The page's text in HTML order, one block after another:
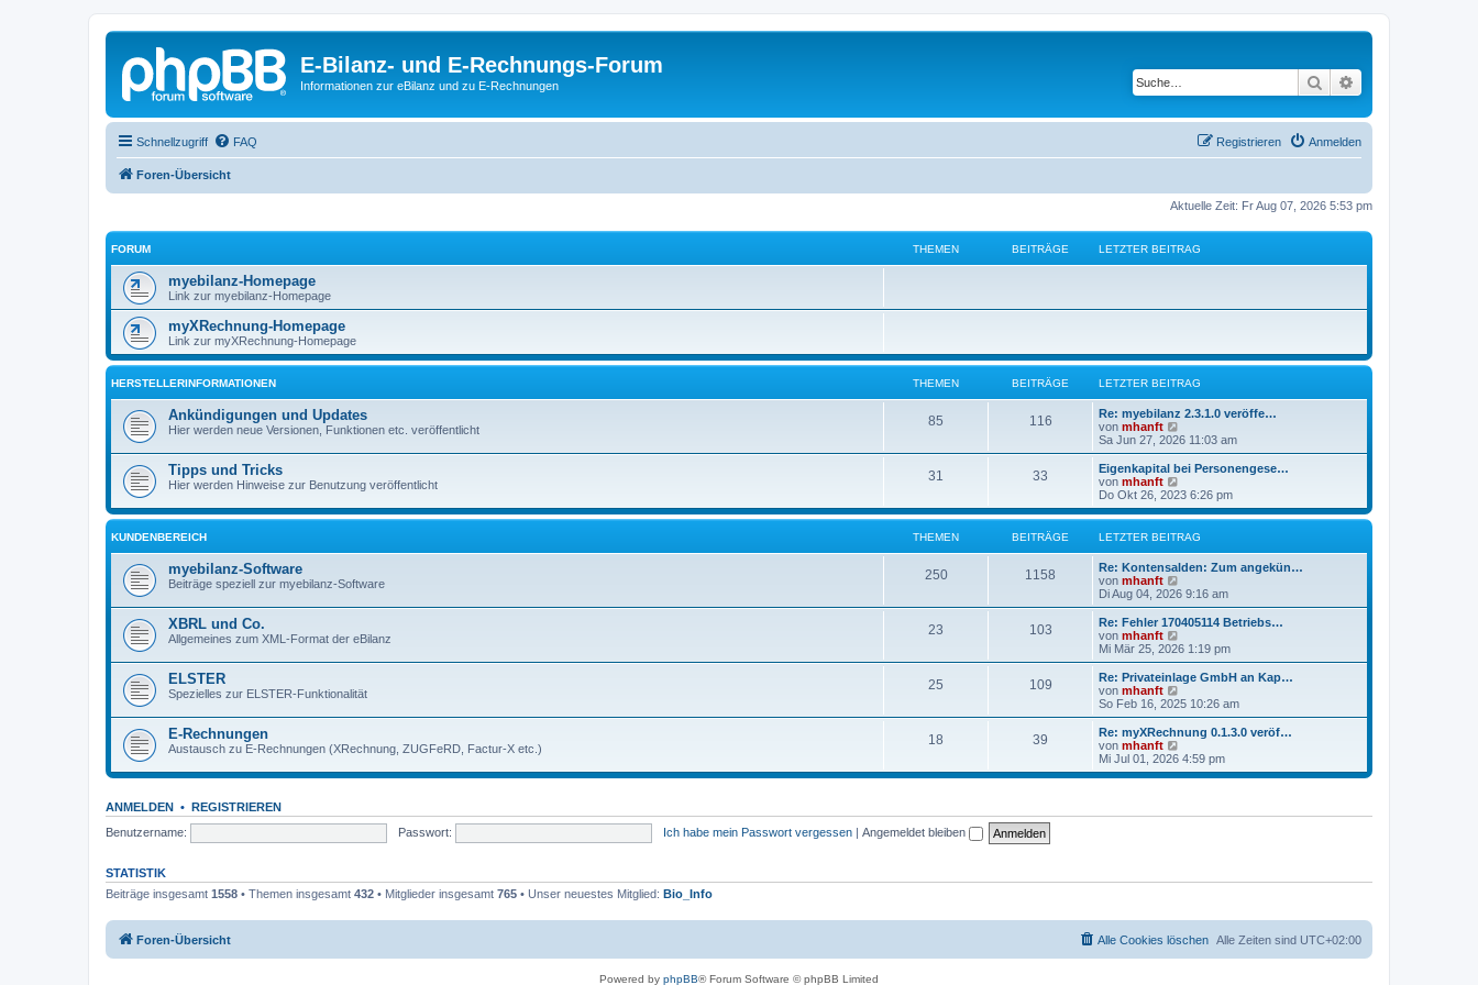
E-Bilanz- und E-Rechnungs-Forum
Informationen zur eBilanz und zu E-Rechnungen Suche
Schnellzugriff FAQ Anmelden
Registrieren
Foren-Übersicht
Aktuelle Zeit: Fr Aug 07, 2026 5:53 pm
FORUM THEMEN BEITRÄGE LETZTER BEITRAG
myebilanz-Homepage
Link zur myebilanz-Homepage
myXRechnung-Homepage
Link zur myXRechnung-Homepage
HERSTELLERINFORMATIONEN THEMEN BEITRÄGE LETZTER BEITRAG
Ankündigungen und Updates
Hier werden neue Versionen, Funktionen etc. veröffentlicht
85 116
Re: myebilanz 2.3.1.0 veröffe…
von mhanft
e
u
e
t
r
B
e
i
t
a
g
Sa Jun 27, 2026 11:03 am
Tipps und Tricks
Hier werden Hinweise zur Benutzung veröffentlicht
31 33
Eigenkapital bei Personengese…
von mhanft
e
u
e
s
r
e
i
t
a
g
Do Okt 26, 2023 6:26 pm
KUNDENBEREICH THEMEN BEITRÄGE LETZTER BEITRAG
myebilanz-Software
Beiträge speziell zur myebilanz-Software
250 1158
Re: Kontensalden: Zum angekün…
von mhanft
e
u
e
t
B
e
i
r
g
Di Aug 04, 2026 9:16 am
XBRL und Co.
Allgemeines zum XML-Format der eBilanz
23 103
Re: Fehler 170405114 Betriebs…
von mhanft
e
u
e
s
t
B
e
t
g
Mi Mär 25, 2026 1:19 pm
ELSTER
Spezielles zur ELSTER-Funktionalität
25 109
Re: Privateinlage GmbH an Kap…
von mhanft
e
u
e
r
i
So Feb 16, 2025 10:26 am
E-Rechnungen
Austausch zu E-Rechnungen (XRechnung, ZUGFeRD, Factur-X etc.)
18 39
Re: myXRechnung 0.1.3.0 veröf…
von mhanft
e
u
Mi Jul 01, 2026 4:59 pm
ANMELDEN • REGISTRIEREN
Benutzername:
Passwort: Ich habe mein Passwort vergessen | Angemeldet bleiben
STATISTIK
Beiträge insgesamt 1558 • Themen insgesamt 432 • Mitglieder insgesamt 765 • Unser neuestes Mitglied: Bio_Info
Foren-Übersicht Alle Zeiten sind UTC+02:00
Alle Cookies löschen
Powered by phpBB® Forum Software © phpBB Limited